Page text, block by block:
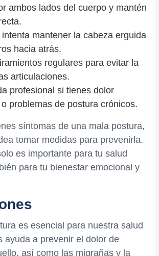
ambos lados del cuerpo y mantén
mantener la cabeza erguida
hacia atrás.
regulares para evitar la
articulaciones.
profesional si tienes dolor
problemas de postura crónicos.
síntomas de una mala postura,
tomar medidas para prevenirla.
es importante para tu salud
para tu bienestar emocional y
es esencial para nuestra salud
ayuda a prevenir el dolor de
así como las migrañas y la